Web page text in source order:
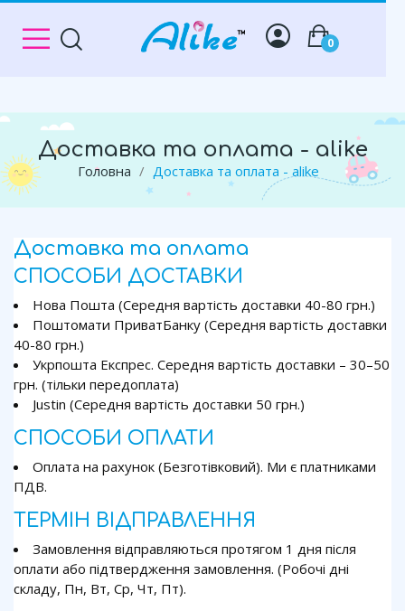
0
Доставка та оплата - alike
Головна Доставка та оплата - alike
Доставка та оплата
СПОСОБИ ДОСТАВКИ
Нова Пошта (Середня вартість доставки 40-80 грн.)
Поштомати ПриватБанку (Середня вартість доставки
40-80 грн.)
Укрпошта Експрес. Середня вартість доставки – 30–50
грн. (тільки передоплата)
Justin (Середня вартість доставки 50 грн.)
СПОСОБИ ОПЛАТИ
Оплата на рахунок (Безготівковий). Ми є платниками
ПДВ.
ТЕРМІН ВІДПРАВЛЕННЯ
Замовлення відправляються протягом 1 дня після
оплати або підтвердження замовлення. (Робочі дні
складу, Пн, Вт, Ср, Чт, Пт).